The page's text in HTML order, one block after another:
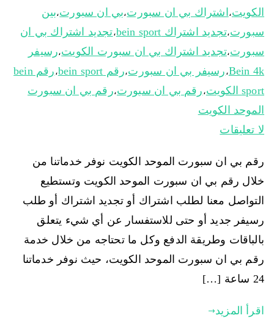
الكويت، اشتراك بي ان سبورت،بي ان سبورت،بين
سبورت،تجديد اشتراك bein sport ،تجديد اشتراك بي ان
سبورت،تجديد اشتراك بي ان سبورت الكويت،رسيفر
Bein 4k، رسيفر بي ان سبورت،رقم bein sport ،
رقم bein
sport الكويت
، رقم بي ان سبورت،رقم بي ان سبورت
الموحد الكويت
لا تعليقات
رقم بي ان سبورت الموحد الكويت نوفر خدماتنا من
خلال رقم بي ان سبورت الموحد الكويت وتستطيع
التواصل معنا لطلب اشتراك أو تجديد اشتراك أو طلب
رسيفر جديد أو حتى للاستفسار عن أي شيء يتعلق
بالباقات وطريقة الدفع وكل ما تحتاجه من خلال خدمة
رقم بي ان سبورت الموحد الكويت، حيث نوفر خدماتنا
24 ساعة […]
اقرأ المزيد